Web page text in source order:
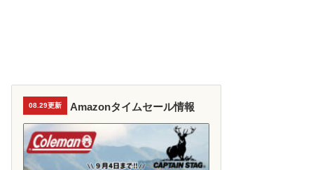
08.29更新 Amazonタイムセール情報